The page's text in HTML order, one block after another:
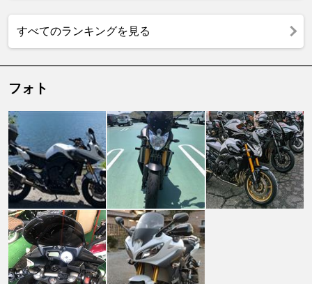
すべてのランキングを見る
フォト